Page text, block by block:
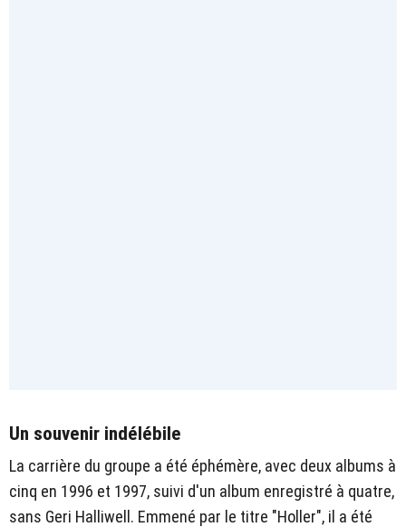
Un souvenir indélébile
La carrière du groupe a été éphémère, avec deux albums à
cinq en 1996 et 1997, suivi d'un album enregistré à quatre,
sans Geri Halliwell. Emmené par le titre "Holler", il a été